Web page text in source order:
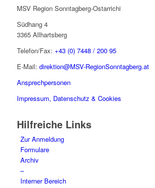
MSV Region Sonntagberg-Ostarrichi
Südhang 4
3365 Allhartsberg
Telefon/Fax: +43 (0) 7448 / 200 95
E-Mail: direktion@MSV-RegionSonntagberg.at
Ansprechpersonen
Impressum, Datenschutz & Cookies
Hilfreiche Links
Zur Anmeldung
Formulare
Archiv
–
Interner Bereich